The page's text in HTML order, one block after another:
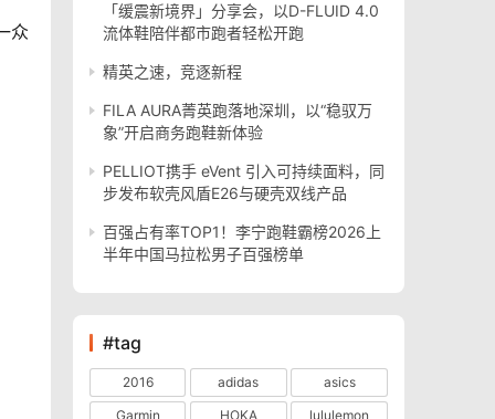
众
「缓震新境界」分享会，以D-FLUID 4.0
流体鞋陪伴都市跑者轻松开跑
精英之速，竞逐新程
FILA AURA菁英跑落地深圳，以“稳驭万
象”开启商务跑鞋新体验
PELLIOT携手 eVent 引入可持续面料，同
步发布软壳风盾E26与硬壳双线产品
百强占有率TOP1！李宁跑鞋霸榜2026上
半年中国马拉松男子百强榜单
#tag
2016 adidas
asics
Garmin
HOKA
lululemon